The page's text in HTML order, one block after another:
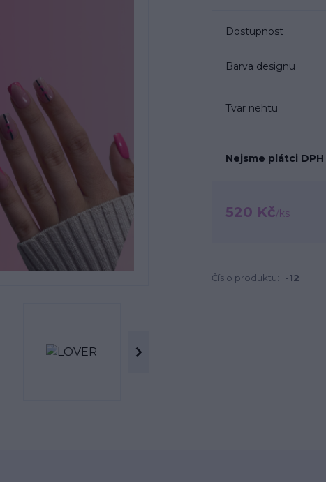
Dostupnost
Barva designu
Tvar nehtu
Nejsme plátci DPH
520 Kč/ks
Číslo produktu: -12